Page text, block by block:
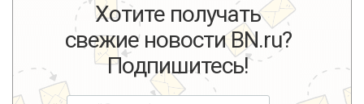
Хотите получать
свежие новости BN.ru?
Подпишитесь!